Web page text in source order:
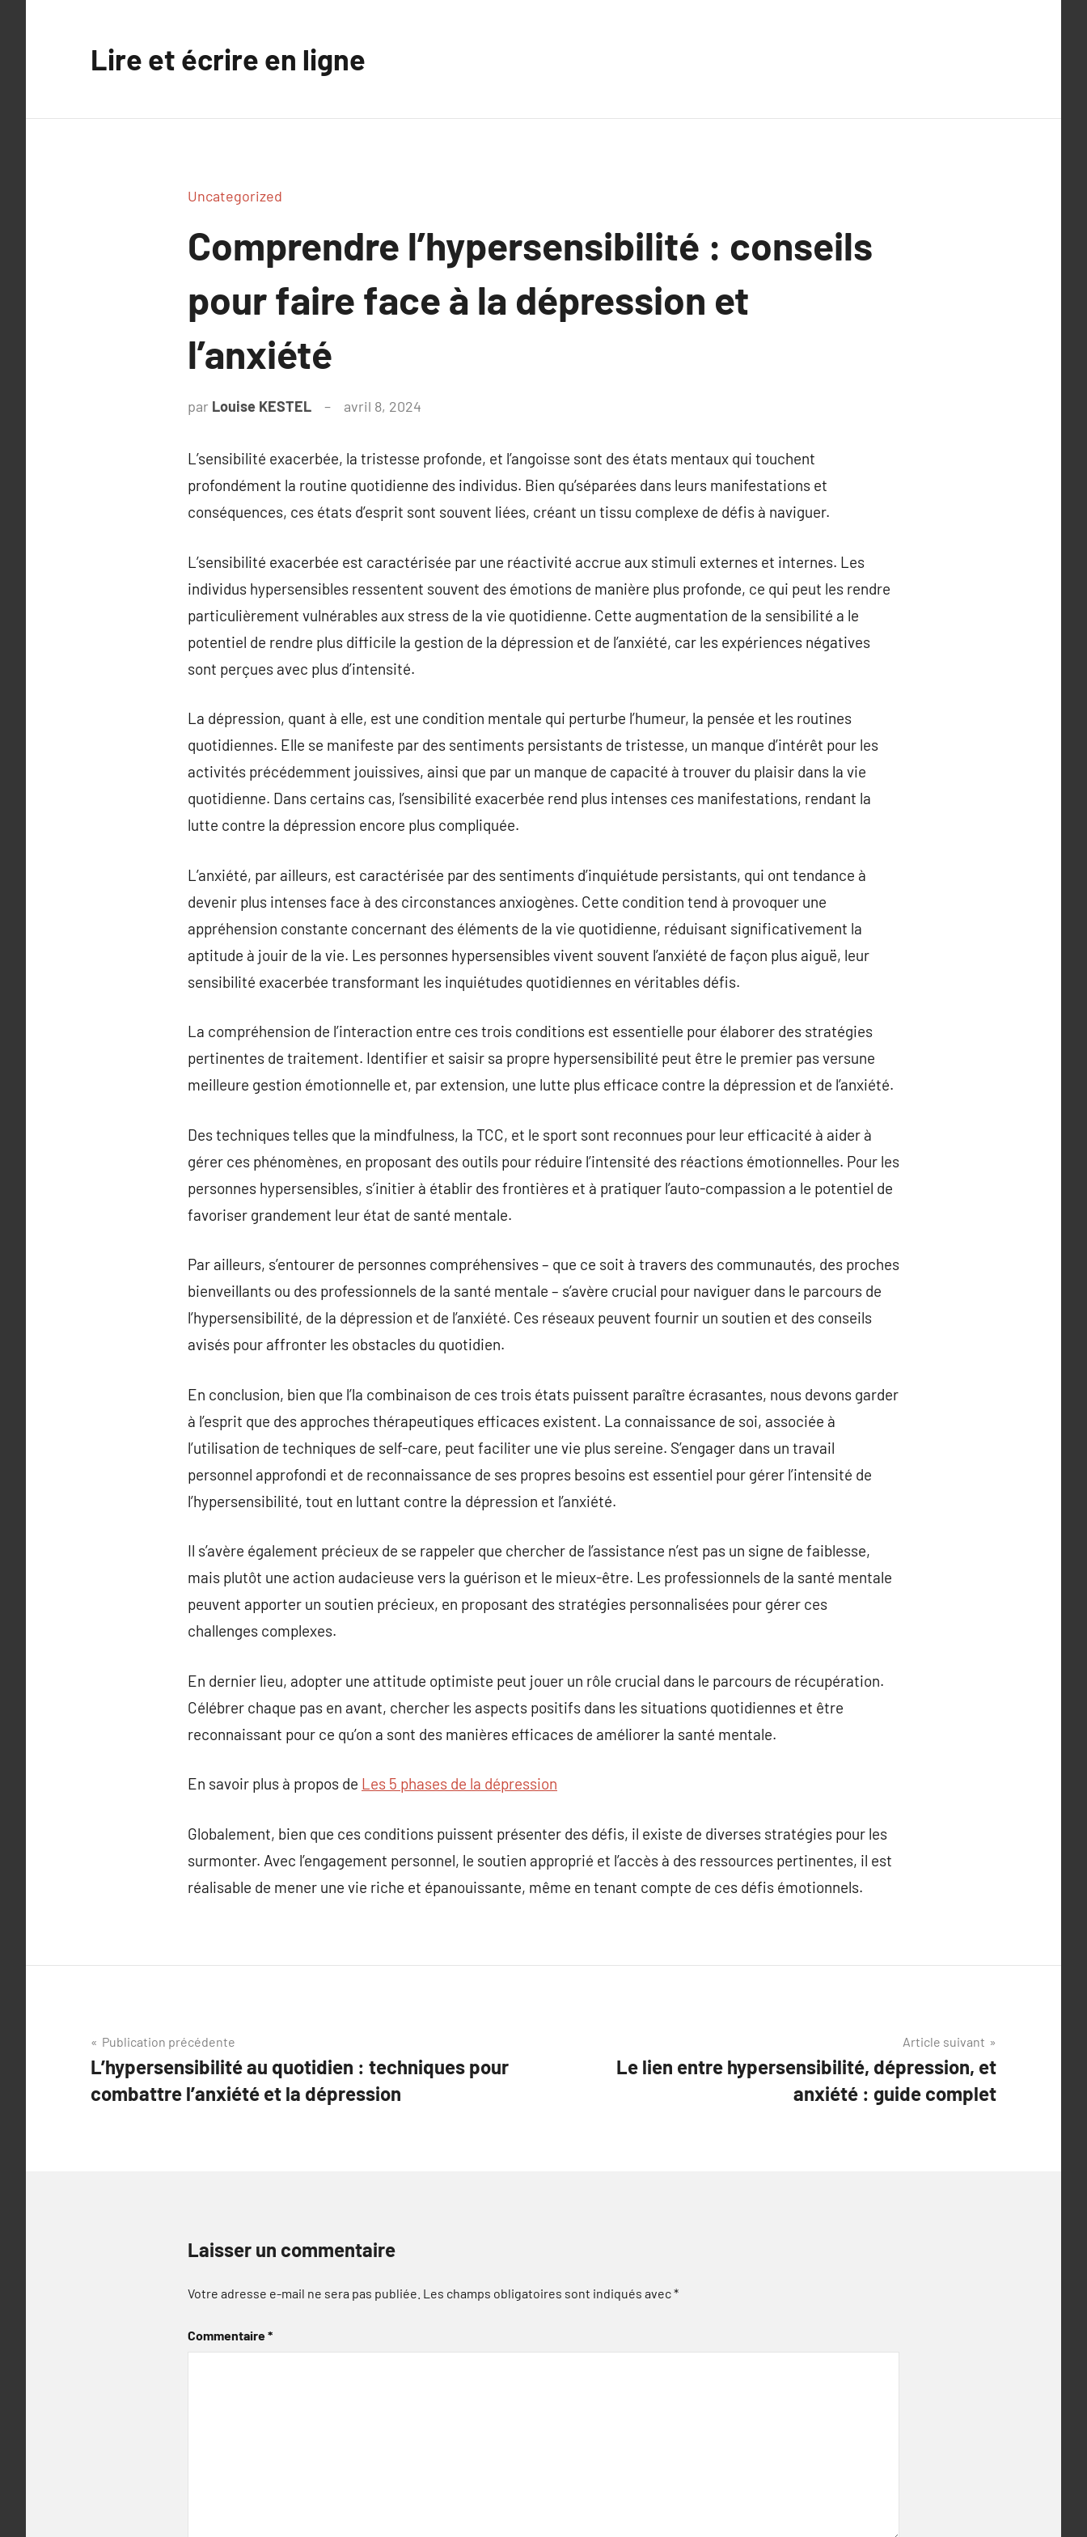
Lire et écrire en ligne
Uncategorized
Comprendre l’hypersensibilité : conseils
pour faire face à la dépression et
l’anxiété
par Louise KESTEL avril 8, 2024
L’sensibilité exacerbée, la tristesse profonde, et l’angoisse sont des états mentaux qui touchent
profondément la routine quotidienne des individus. Bien qu’séparées dans leurs manifestations et
conséquences, ces états d’esprit sont souvent liées, créant un tissu complexe de défis à naviguer.
L’sensibilité exacerbée est caractérisée par une réactivité accrue aux stimuli externes et internes. Les
individus hypersensibles ressentent souvent des émotions de manière plus profonde, ce qui peut les rendre
particulièrement vulnérables aux stress de la vie quotidienne. Cette augmentation de la sensibilité a le
potentiel de rendre plus difficile la gestion de la dépression et de l’anxiété, car les expériences négatives
sont perçues avec plus d’intensité.
La dépression, quant à elle, est une condition mentale qui perturbe l’humeur, la pensée et les routines
quotidiennes. Elle se manifeste par des sentiments persistants de tristesse, un manque d’intérêt pour les
activités précédemment jouissives, ainsi que par un manque de capacité à trouver du plaisir dans la vie
quotidienne. Dans certains cas, l’sensibilité exacerbée rend plus intenses ces manifestations, rendant la
lutte contre la dépression encore plus compliquée.
L’anxiété, par ailleurs, est caractérisée par des sentiments d’inquiétude persistants, qui ont tendance à
devenir plus intenses face à des circonstances anxiogènes. Cette condition tend à provoquer une
appréhension constante concernant des éléments de la vie quotidienne, réduisant significativement la
aptitude à jouir de la vie. Les personnes hypersensibles vivent souvent l’anxiété de façon plus aiguë, leur
sensibilité exacerbée transformant les inquiétudes quotidiennes en véritables défis.
La compréhension de l’interaction entre ces trois conditions est essentielle pour élaborer des stratégies
pertinentes de traitement. Identifier et saisir sa propre hypersensibilité peut être le premier pas versune
meilleure gestion émotionnelle et, par extension, une lutte plus efficace contre la dépression et de l’anxiété.
Des techniques telles que la mindfulness, la TCC, et le sport sont reconnues pour leur efficacité à aider à
gérer ces phénomènes, en proposant des outils pour réduire l’intensité des réactions émotionnelles. Pour les
personnes hypersensibles, s’initier à établir des frontières et à pratiquer l’auto-compassion a le potentiel de
favoriser grandement leur état de santé mentale.
Par ailleurs, s’entourer de personnes compréhensives – que ce soit à travers des communautés, des proches
bienveillants ou des professionnels de la santé mentale – s’avère crucial pour naviguer dans le parcours de
l’hypersensibilité, de la dépression et de l’anxiété. Ces réseaux peuvent fournir un soutien et des conseils
avisés pour affronter les obstacles du quotidien.
En conclusion, bien que l’la combinaison de ces trois états puissent paraître écrasantes, nous devons garder
à l’esprit que des approches thérapeutiques efficaces existent. La connaissance de soi, associée à
l’utilisation de techniques de self-care, peut faciliter une vie plus sereine. S’engager dans un travail
personnel approfondi et de reconnaissance de ses propres besoins est essentiel pour gérer l’intensité de
l’hypersensibilité, tout en luttant contre la dépression et l’anxiété.
Il s’avère également précieux de se rappeler que chercher de l’assistance n’est pas un signe de faiblesse,
mais plutôt une action audacieuse vers la guérison et le mieux-être. Les professionnels de la santé mentale
peuvent apporter un soutien précieux, en proposant des stratégies personnalisées pour gérer ces
challenges complexes.
En dernier lieu, adopter une attitude optimiste peut jouer un rôle crucial dans le parcours de récupération.
Célébrer chaque pas en avant, chercher les aspects positifs dans les situations quotidiennes et être
reconnaissant pour ce qu’on a sont des manières efficaces de améliorer la santé mentale.
En savoir plus à propos de Les 5 phases de la dépression
Globalement, bien que ces conditions puissent présenter des défis, il existe de diverses stratégies pour les
surmonter. Avec l’engagement personnel, le soutien approprié et l’accès à des ressources pertinentes, il est
réalisable de mener une vie riche et épanouissante, même en tenant compte de ces défis émotionnels.
Navigation
de
l’article
Publication précédente
L’hypersensibilité au quotidien : techniques pour
combattre l’anxiété et la dépression
Article suivant
Le lien entre hypersensibilité, dépression, et
anxiété : guide complet
Laisser un commentaire
Votre adresse e-mail ne sera pas publiée. Les champs obligatoires sont indiqués avec*
Commentaire*